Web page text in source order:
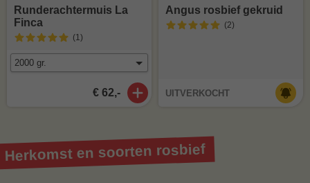
Runderachtermuis La
Finca
(1)
€ 62,-
Angus rosbief gekruid
(2)
UITVERKOCHT
Herkomst en soorten rosbief